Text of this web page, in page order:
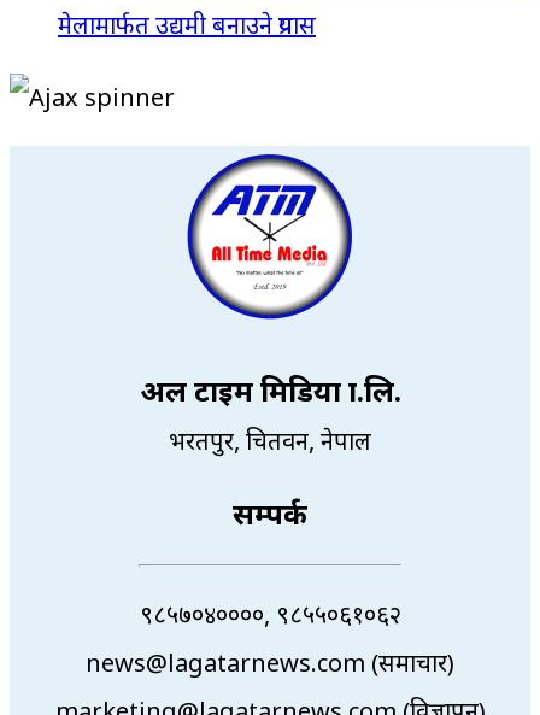
मेलामार्फत उद्यमी बनाउने प्रयास
अल टाइम मिडिया प्रा.लि.
भरतपुर, चितवन, नेपाल
सम्पर्क
९८५७०४००००, ९८५५०६१०६२
news@lagatarnews.com (समाचार)